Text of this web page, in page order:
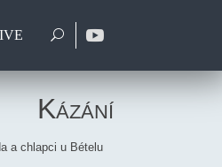
Kázání
a chlapci u Bételu